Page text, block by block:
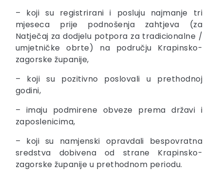
– koji su registrirani i posluju najmanje tri
mjeseca prije podnošenja zahtjeva (za
Natječaj za dodjelu potpora za tradicionalne /
umjetničke obrte) na području Krapinsko-
zagorske županije,
– koji su pozitivno poslovali u prethodnoj
godini,
– imaju podmirene obveze prema državi i
zaposlenicima,
– koji su namjenski opravdali bespovratna
sredstva dobivena od strane Krapinsko-
zagorske županije u prethodnom periodu.